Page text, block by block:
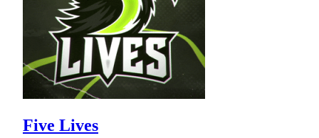
Five Lives